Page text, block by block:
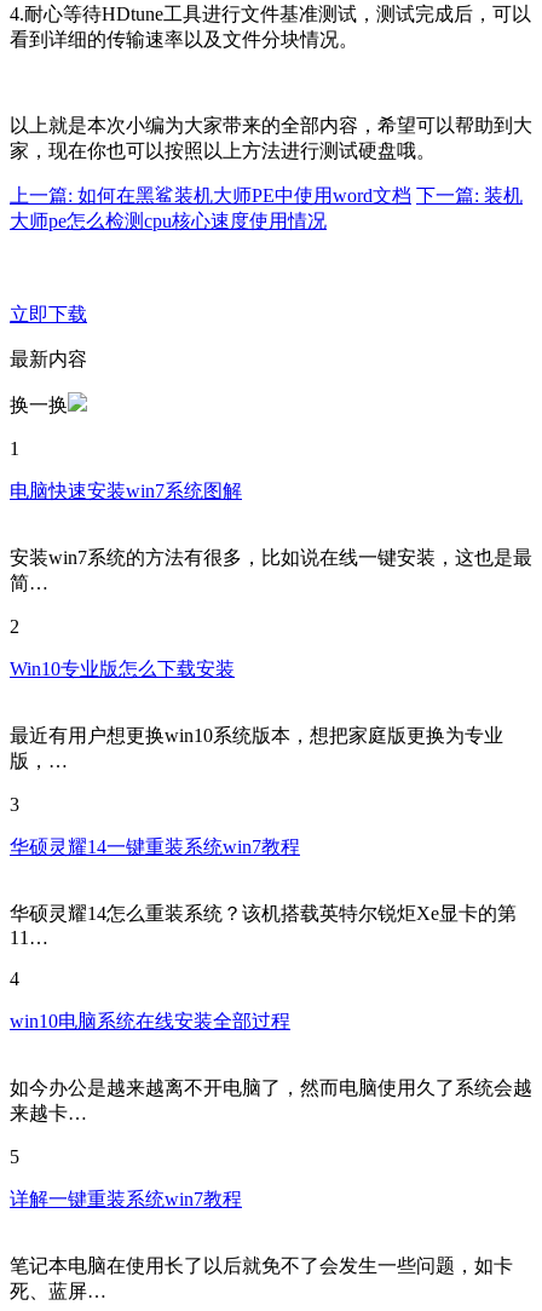
4.耐心等待HDtune工具进行文件基准测试，测试完成后，可以
看到详细的传输速率以及文件分块情况。
以上就是本次小编为大家带来的全部内容，希望可以帮助到大
家，现在你也可以按照以上方法进行测试硬盘哦。
上一篇: 如何在黑鲨装机大师PE中使用word文档 下一篇: 装机
大师pe怎么检测cpu核心速度使用情况
立即下载
最新内容
换一换
1
电脑快速安装win7系统图解
安装win7系统的方法有很多，比如说在线一键安装，这也是最
简…
2
Win10专业版怎么下载安装
最近有用户想更换win10系统版本，想把家庭版更换为专业
版，…
3
华硕灵耀14一键重装系统win7教程
华硕灵耀14怎么重装系统？该机搭载英特尔锐炬Xe显卡的第
11…
4
win10电脑系统在线安装全部过程
如今办公是越来越离不开电脑了，然而电脑使用久了系统会越
来越卡…
5
详解一键重装系统win7教程
笔记本电脑在使用长了以后就免不了会发生一些问题，如卡
死、蓝屏…